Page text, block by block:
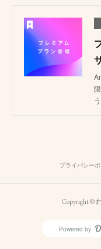
う
プライバシー
Copyright ©
Powered by